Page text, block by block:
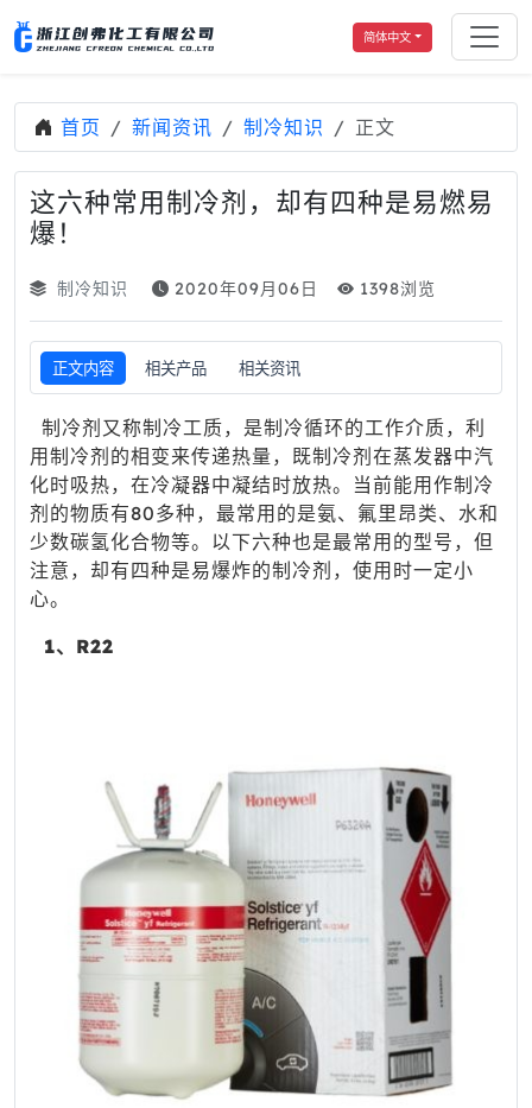
简体中文
首页 新闻资讯 制冷知识 正文
这六种常用制冷剂，却有四种是易燃易
爆！
制冷知识 2020年09月06日 1398浏览
正文内容 相关产品 相关资讯
制冷剂又称制冷工质，是制冷循环的工作介质，利
用制冷剂的相变来传递热量，既制冷剂在蒸发器中汽
化时吸热，在冷凝器中凝结时放热。当前能用作制冷
剂的物质有80多种，最常用的是氨、氟里昂类、水和
少数碳氢化合物等。以下六种也是最常用的型号，但
注意，却有四种是易爆炸的制冷剂，使用时一定小
心。
1、R22